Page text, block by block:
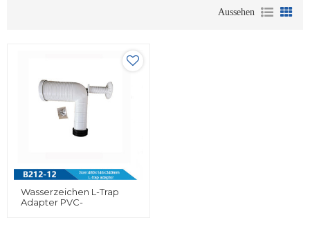
Aussehen
Wasserzeichen L-Trap
Adapter PVC-